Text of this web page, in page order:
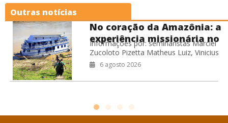
Outras notícias
No coração da Amazônia: a
experiência missionária no
Barco Hospital Laguna
Negra
Informações por: seminaristas Marciel
Zucoloto Pizetta Matheus Luiz, Vinicius
Leite de Oliveira Willian Miranda Cardoso
Durante o período de férias do
seminário, os seminaristas
6 agosto 2026